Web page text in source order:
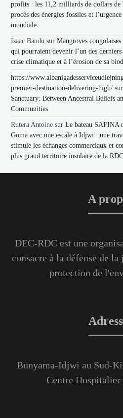
profits : les 11,2 milliards de dollars
procès des énergies fossiles et
mondiale
Isaac Bandu surMangroves
qui pourraient devenir l’un des
crise climatique et à l’érosion de sa
https://
premier-destination-delivering-high/
Sanctuary: Between Ancestral Beliefs
Communities
Rutera Antoine surLe bateau SAFINA
Goma avec une escale à Idjwi : une
stimule les échanges commerciaux et
plus grand territoire insulaire de la RDC
A
DEC-RDC est une
consacre à la défense de
protection de
Bunyama-Idjwi au Sud-
Centre Hospitalier